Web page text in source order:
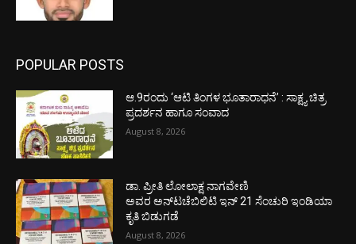
POPULAR POSTS
ಆ.9ರಂದು ‘ಆಟಿ ತಿಂಗಳ ಭೂತಾರಾಧನೆ’ : ಸಾಕ್ಷ್ಯ ಚಿತ್ರ
ಪ್ರದರ್ಶನ ಹಾಗೂ ಸಂವಾದ
August 8, 2026
ಡಾ. ಪ್ರೀತಿ ಲೋಲಾಕ್ಷ ನಾಗವೇಣಿ
ಅವರ ಅನ್‌ಟಚೆಬಿಲಿಟಿ ಇನ್ 21 ಸೆಂಚುರಿ ಇಂಡಿಯಾ
ಕೃತಿ ಬಿಡುಗಡೆ
August 8, 2026